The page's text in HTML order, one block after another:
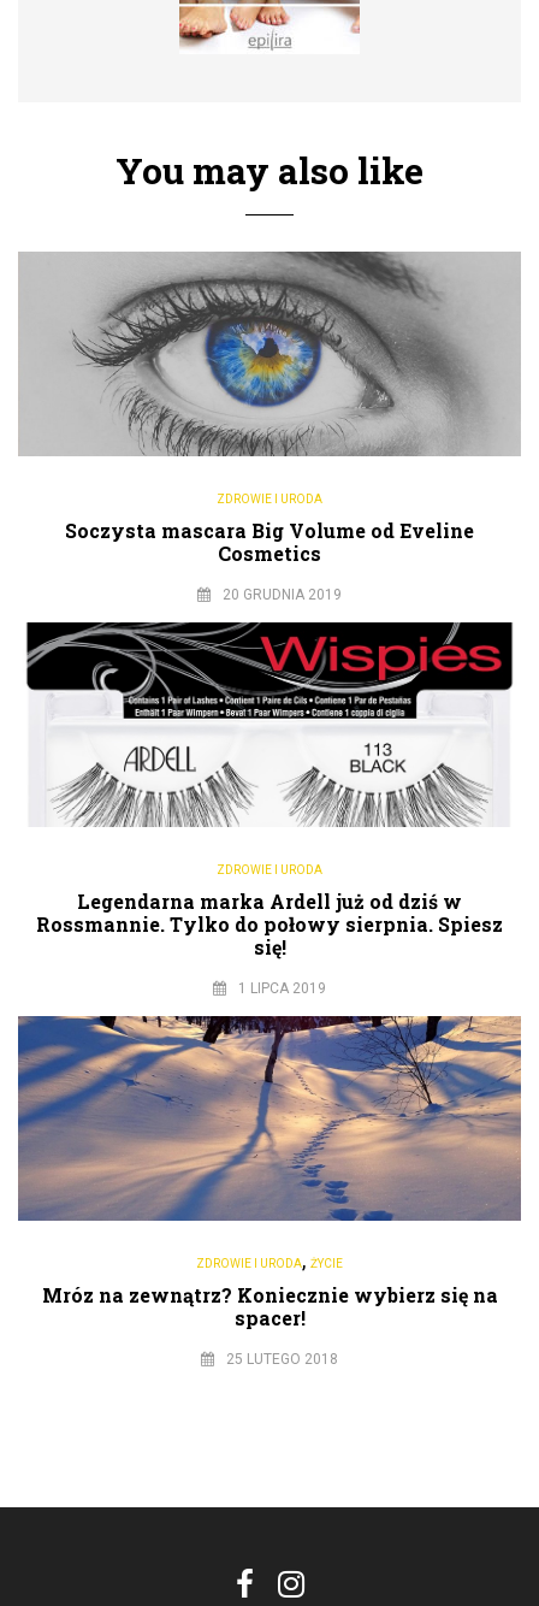
You may also like
ZDROWIE I URODA
Soczysta mascara Big Volume od Eveline
Cosmetics
20 GRUDNIA 2019
ZDROWIE I URODA
Legendarna marka Ardell już od dziś w
Rossmannie. Tylko do połowy sierpnia. Spiesz
się!
1 LIPCA 2019
ZDROWIE I URODA, ŻYCIE
Mróz na zewnątrz? Koniecznie wybierz się na
spacer!
25 LUTEGO 2018